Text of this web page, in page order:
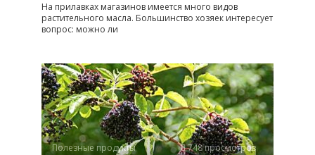
На прилавках магазинов имеется много видов
растительного масла. Большинство хозяек интересует
вопрос: можно ли
Полезные продукты 748 просмотров